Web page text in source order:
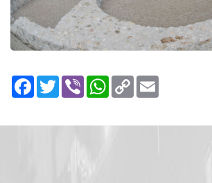
Facebook
TwitterViber WhatsApp
Copy
Link